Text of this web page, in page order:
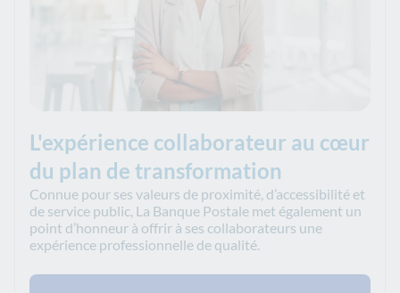
L'expérience collaborateur au cœur
du plan de transformation
Connue pour ses valeurs de proximité, d’accessibilité et
de service public, La Banque Postale met également un
point d’honneur à offrir à ses collaborateurs une
expérience professionnelle de qualité.